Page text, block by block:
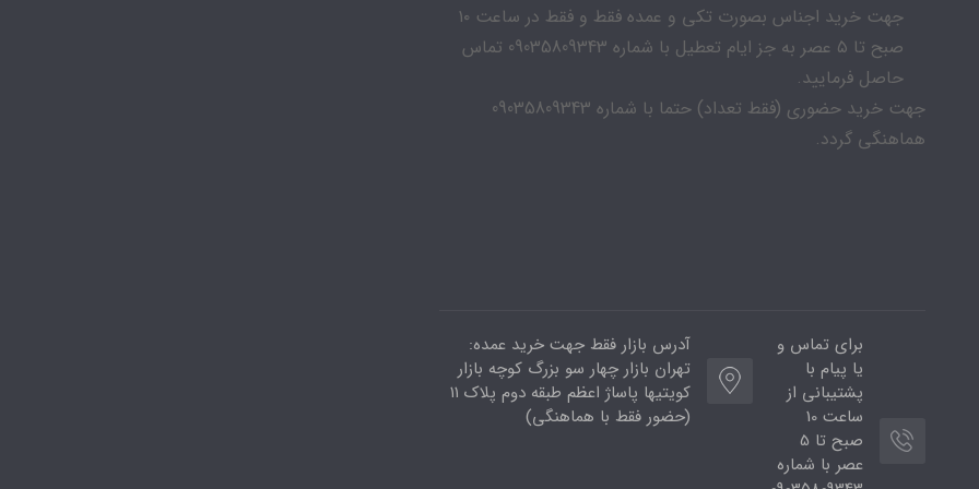
جهت خرید اجناس بصورت تکی و عمده فقط و فقط در ساعت ۱۰
صبح تا ۵ عصر به جز ایام تعطیل با شماره 09035809343 تماس
حاصل فرمایید.
جهت خرید حضوری (فقط تعداد) حتما با شماره 09035809343
هماهنگی گردد.
برای تماس و
یا پیام با
پشتیبانی از
ساعت 10
صبح تا 5
عصر با شماره
آدرس بازار فقط جهت خرید عمده:
تهران بازار چهار سو بزرگ کوچه بازار
کویتیها پاساژ اعظم طبقه دوم پلاک ۱۱
(حضور فقط با هماهنگی)